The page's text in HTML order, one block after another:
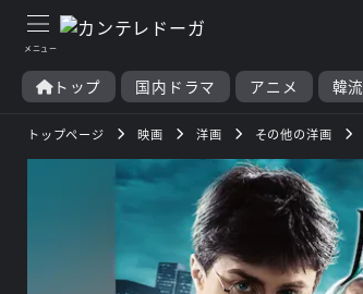
トップ 国内ドラマ アニメ 韓流
トップページ 映画 洋画 その他の洋画